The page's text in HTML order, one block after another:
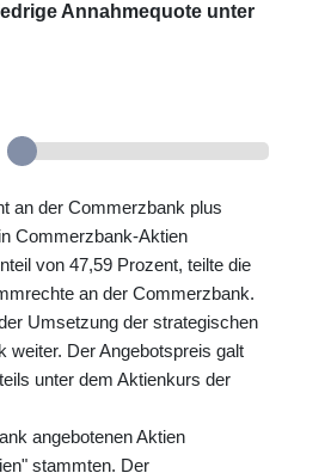
Annahmequote unter
an der Commerzbank plus
Commerzbank-Aktien
von 47,59 Prozent, teilte die
an der Commerzbank.
Umsetzung der strategischen
weiter. Der Angebotspreis galt
unter dem Aktienkurs der
angebotenen Aktien
stammten. Der